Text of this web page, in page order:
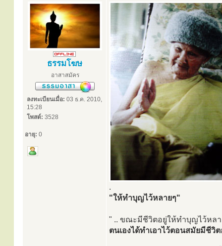
ธรรมโฆษ
อาสาสมัคร
ลงทะเบียนเมื่อ: 03 ธ.ค. 2010,
15:28
โพสต์: 3528
อายุ: 0
.
"ให้ทำบุญไว้หลายๆ"
" .. ขณะมีชีวิตอยู่ให้ทำบุญไว้หล
ตนเองได้ทำเอาไว้ตอนสมัยมีชีวิ